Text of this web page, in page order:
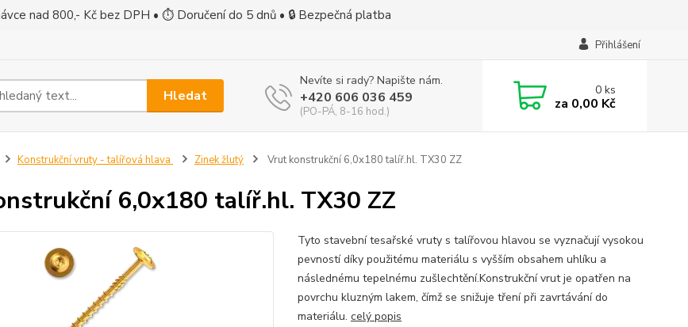
nad 800,- Kč bez DPH • ⏱ Doručení do 5 dnů • 🔒 Bezpečná platba
Přihlášení
Hledat
Nevíte si rady? Napište nám.
+420 606 036 459
(PO-PÁ, 8-16 hod.)
0ks
za 0,00 Kč
Konstrukční vruty - talířová hlava Zinek žlutý Vrut konstrukční 6,0x180 talíř.hl. TX30 ZZ
6,0x180 talíř.hl. TX30 ZZ
Tyto stavební tesařské vruty s talířovou hlavou se vyznačují vysokou
pevností díky použitému materiálu s vyšším obsahem uhlíku a
následnému tepelnému zušlechtění.Konstrukční vrut je opatřen na
povrchu kluzným lakem, čímž se snižuje tření při zavrtávání do
materiálu. celý popis